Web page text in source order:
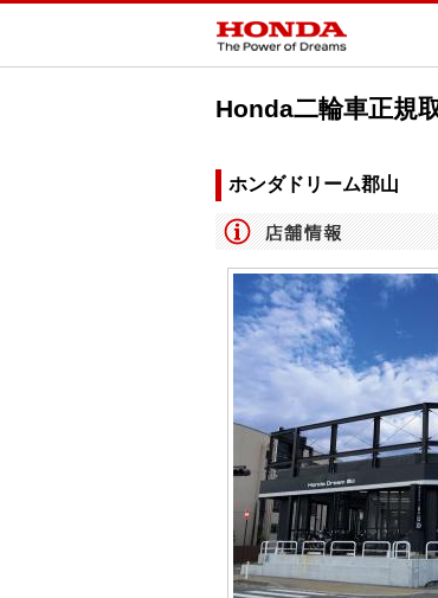
Honda二輪車正規
ホンダドリーム郡山